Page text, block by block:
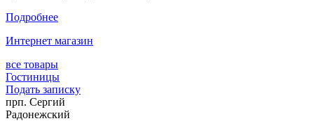
Подробнее
Интернет магазин
все товары
Гостиницы
Подать записку
прп. Сергий
Радонежский